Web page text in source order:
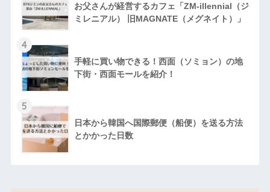
お父さんが経営するカフェ「ZM‐illennial（ジ
ミレニアル） 旧MAGNATE（メグネイト）」
4
手軽に買い物できる！西面（ソミョン）の地
下街・西面モールを紹介！
5
日本から韓国へ国際郵便（船便）を送る方法
とかかった日数